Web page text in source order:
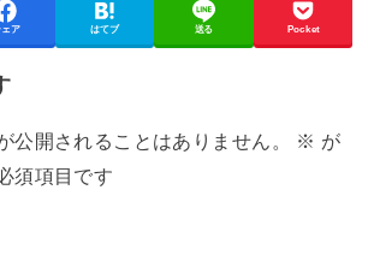
ェア はてブ 送る Pocket
公開されることはありません。 ※ が
須項目です